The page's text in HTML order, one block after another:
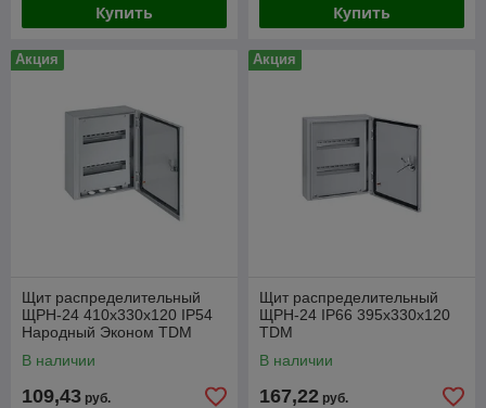
Купить Купить
Акция
Щит распределительный
ЩРН-24 410х330х120 IP54
Народный Эконом TDM
В наличии
109,43 руб.
Акция
Щит распределительный
ЩРН-24 IP66 395х330х120
TDM
В наличии
167,22 руб.